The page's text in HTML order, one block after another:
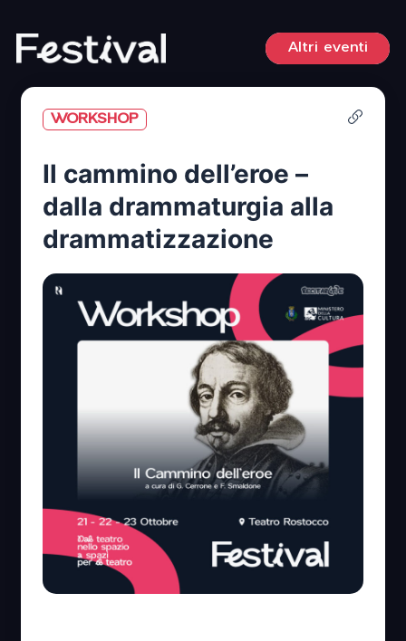
contenuto
Altri eventi
WORKSHOP
Il cammino dell’eroe –
dalla drammaturgia alla
drammatizzazione